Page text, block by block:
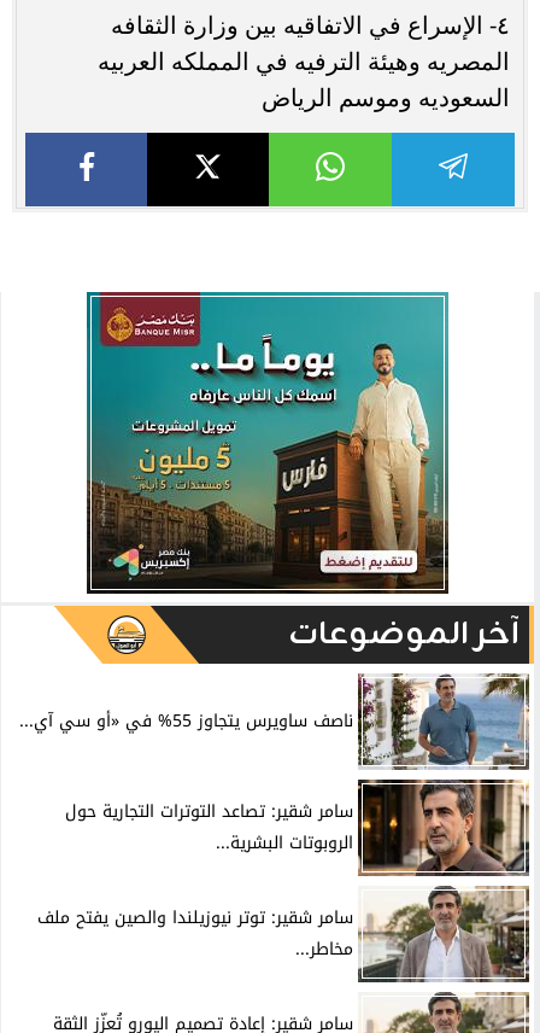
٤- الإسراع في الاتفاقيه بين وزارة الثقافه
المصريه وهيئة الترفيه في المملكه العربيه
السعوديه وموسم الرياض
آخر الموضوعات
ناصف ساويرس يتجاوز 55% في «أو سي آي...
سامر شقير: تصاعد التوترات التجارية حول
الروبوتات البشرية...
سامر شقير: توتر نيوزيلندا والصين يفتح ملف
مخاطر...
سامر شقير: إعادة تصميم اليورو تُعزِّز الثقة